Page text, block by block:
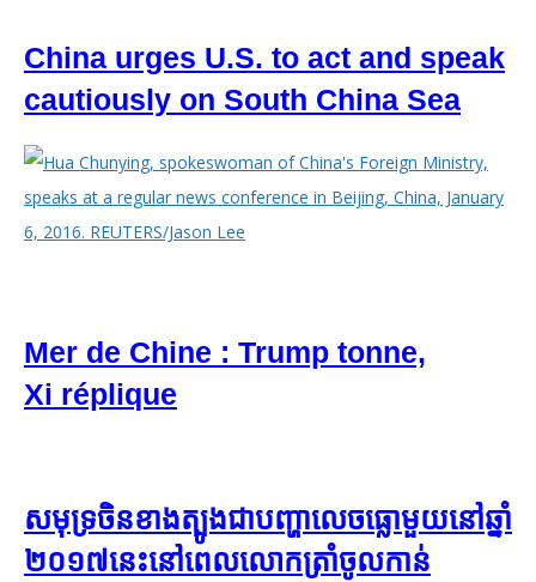
China urges U.S. to act and speak
cautiously on South China Sea
Mer de Chine : Trump tonne,
Xi réplique
សមុទ្រ​ចិន​ខាង​ត្បូង​ជាបញ្ហា​លេចធ្លោមួយ​នៅ​ឆ្នាំ​
២០១៧​នេះ​នៅពេល​លោកត្រាំ​ចូល​កាន់​